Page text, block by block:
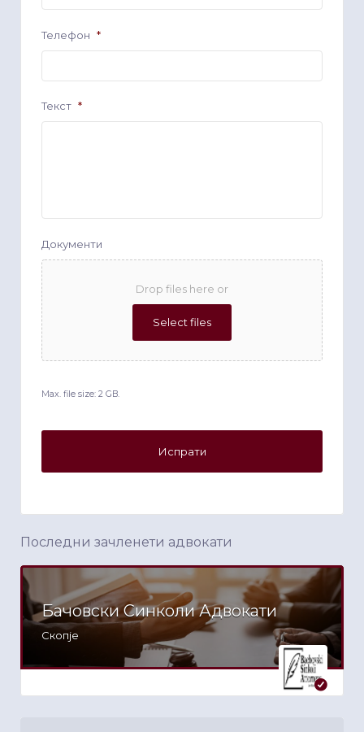
Телефон *
Текст *
Документи
Drop files here or
Select files
Max. file size: 2 GB.
Последни зачленети адвокати
Бачовски Синколи Адвокати
Скопје